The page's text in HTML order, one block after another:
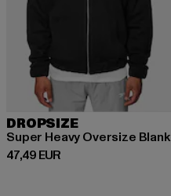
DROPSIZE
Super Heavy Oversize Blank
47,49 EUR
Derzeitiger Preis: 47,49 EUR